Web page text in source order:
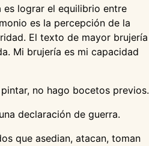
es lograr el equilibrio entre
es la percepción de la
El texto de mayor brujería
Mi brujería es mi capacidad
no hago bocetos previos.
declaración de guerra.
que asedian, atacan, toman